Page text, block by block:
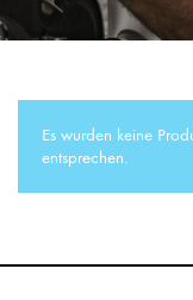
Es wurden keine
entsprechen.